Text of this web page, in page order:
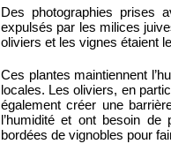
Des photographies prises
expulsés par les milices
oliviers et les vignes étaient
Ces plantes maintiennent
locales. Les oliviers, en
également créer une
l’humidité et ont besoin
bordées de vignobles pour